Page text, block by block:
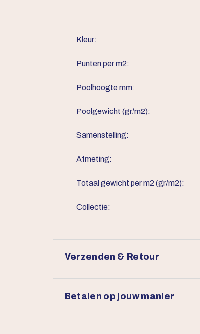
Kleur:
Punten per m2:
Poolhoogte mm:
Poolgewicht (gr/m2):
Samenstelling:
Afmeting:
Totaal gewicht per m2 (gr/m2):
Collectie:
Verzenden & Retour
Betalen op jouw manier